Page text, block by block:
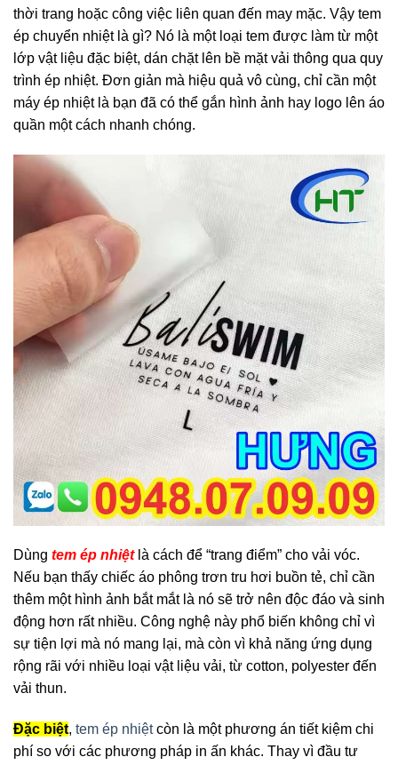
thời trang hoặc công việc liên quan đến may mặc. Vậy tem
ép chuyển nhiệt là gì? Nó là một loại tem được làm từ một
lớp vật liệu đặc biệt, dán chặt lên bề mặt vải thông qua quy
trình ép nhiệt. Đơn giản mà hiệu quả vô cùng, chỉ cần một
máy ép nhiệt là bạn đã có thể gắn hình ảnh hay logo lên áo
quần một cách nhanh chóng.
Dùng tem ép nhiệtlà cách để “trang điểm” cho vải vóc.
Nếu bạn thấy chiếc áo phông trơn tru hơi buồn tẻ, chỉ cần
thêm một hình ảnh bắt mắt là nó sẽ trở nên độc đáo và sinh
động hơn rất nhiều. Công nghệ này phổ biến không chỉ vì
sự tiện lợi mà nó mang lại, mà còn vì khả năng ứng dụng
rộng rãi với nhiều loại vật liệu vải, từ cotton, polyester đến
vải thun.
Đặc biệt, tem ép nhiệtcòn là một phương án tiết kiệm chi
phí so với các phương pháp in ấn khác. Thay vì đầu tư